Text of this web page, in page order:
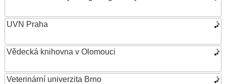
UVN Praha
Vědecká knihovna v Olomouci
Veterinární univerzita Brno